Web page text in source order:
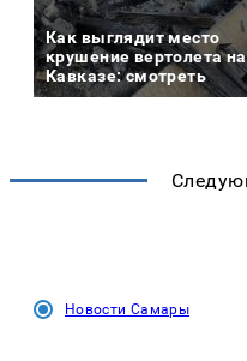
Как выглядит место
крушение вертолета на
Кавказе: смотреть
Новости Самары